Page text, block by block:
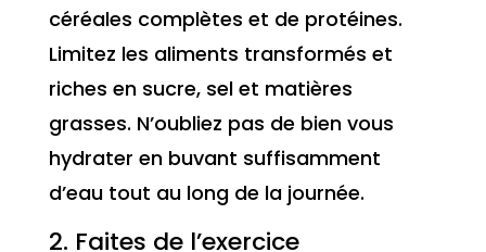
céréales complètes et de protéines.
Limitez les aliments transformés et
riches en sucre, sel et matières
grasses. N’oubliez pas de bien vous
hydrater en buvant suffisamment
d’eau tout au long de la journée.
2. Faites de l’exercice